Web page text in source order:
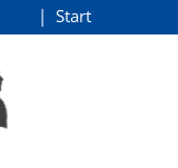
Start